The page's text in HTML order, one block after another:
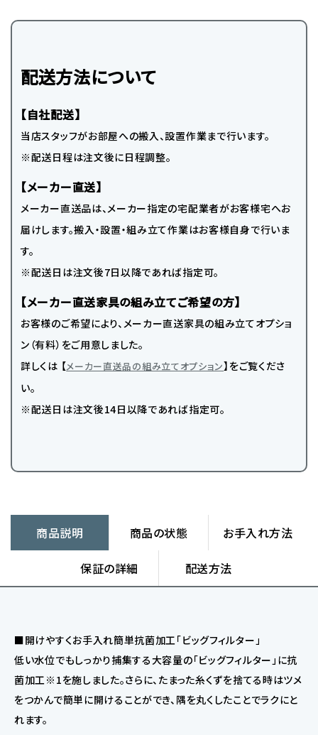
配送方法について
【自社配送】
当店スタッフがお部屋への搬入、設置作業まで行います。
※配送日程は注文後に日程調整。
【メーカー直送】
メーカー直送品は、メーカー指定の宅配業者がお客様宅へお
届けします。搬入・設置・組み立て作業はお客様自身で行いま
す。
※配送日は注文後7日以降であれば指定可。
【メーカー直送家具の組み立てご希望の方】
お客様のご希望により、メーカー直送家具の組み立てオプショ
ン（有料）をご用意しました。
詳しくは 【メーカー直送品の組み立てオプション】をご覧くださ
い。
※配送日は注文後14日以降であれば指定可。
商品説明 商品の状態 お手入れ方法
保証の詳細 配送方法
■開けやすくお手入れ簡単抗菌加工「ビッグフィルター」
低い水位でもしっかり捕集する大容量の「ビッグフィルター」に抗
菌加工※1を施しました。さらに、たまった糸くずを捨てる時はツメ
をつかんで簡単に開けることができ、隅を丸くしたことでラクにと
れます。